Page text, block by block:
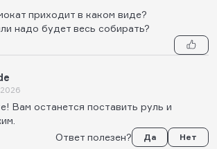
приходит в каком виде?
надо будет весь собирать?
Вам останется поставить руль и
Ответ полезен?
Да Нет